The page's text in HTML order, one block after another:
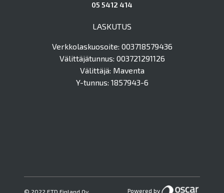
05 5412 414
LASKUTUS
Verkkolaskuosoite: 003718579436
Välittäjätunnus: 003721291126
Välittäjä: Maventa
Y-tunnus: 1857943-6
© 2022 ETD Finland Oy Powered by